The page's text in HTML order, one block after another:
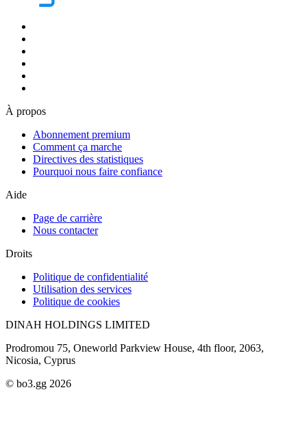
À propos
Abonnement premium
Comment ça marche
Directives des statistiques
Pourquoi nous faire confiance
Aide
Page de carrière
Nous contacter
Droits
Politique de confidentialité
Utilisation des services
Politique de cookies
DINAH HOLDINGS LIMITED
Prodromou 75, Oneworld Parkview House, 4th floor, 2063,
Nicosia, Cyprus
© bo3.gg 2026